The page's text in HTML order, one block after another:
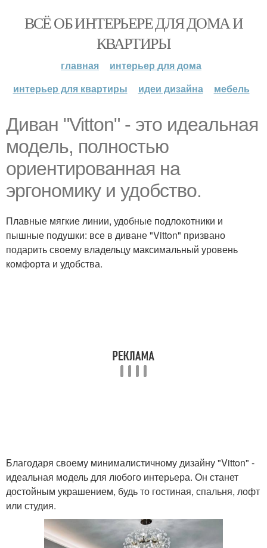
ВСЁ ОБ ИНТЕРЬЕРЕ ДЛЯ ДОМА И
КВАРТИРЫ
главная
интерьер для дома
интерьер для квартиры
идеи дизайна мебель
Диван "Vitton" - это идеальная
модель, полностью
ориентированная на
эргономику и удобство.
Плавные мягкие линии, удобные подлокотники и
пышные подушки: все в диване "Vitton" призвано
подарить своему владельцу максимальный уровень
комфорта и удобства.
Благодаря своему минималистичному дизайну "Vitton" -
идеальная модель для любого интерьера. Он станет
достойным украшением, будь то гостиная, спальня, лофт
или студия.